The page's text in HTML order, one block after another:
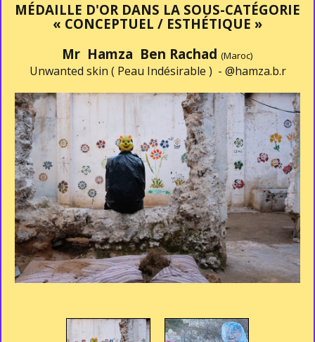
MÉDAILLE D'OR DANS LA SOUS-CATÉGORIE
« CONCEPTUEL / ESTHÉTIQUE »
Mr Hamza Ben Rachad (Maroc)
Unwanted skin ( Peau Indésirable ) - @hamza.b.r